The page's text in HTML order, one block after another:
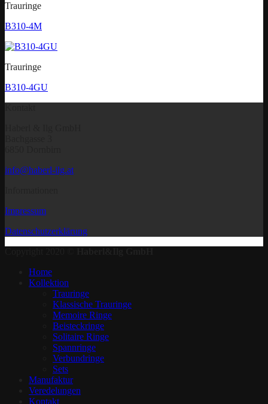
Trauringe
B310-4M
Trauringe
B310-4GU
info@haberl-ilg.at
Impressum
Datenschutzerklärung
Home
Kollektion
Trauringe
Klassische Trauringe
Memoire Ringe
Beisteckringe
Solitaire Ringe
Spannringe
Verbundringe
Sets
Manufaktur
Veredelungen
Kontakt